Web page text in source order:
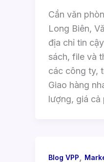
Cần văn
Long Biên,
địa chỉ tin
sách, file và
các công ty,
Giao hàng
lượng, giá cả
Blog VPP